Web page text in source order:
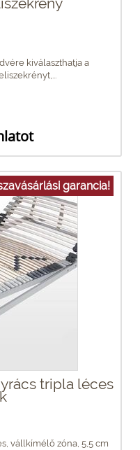
kiválaszthatja a
garancia!
tripla léces
vállkímélő zóna, 5,5 cm